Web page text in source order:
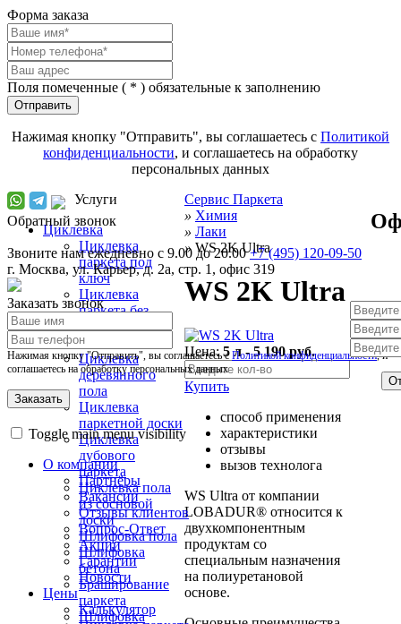
Форма заказа
Поля помеченные ( * ) обязательные к заполнению
Отправить
Нажимая кнопку "Отправить", вы соглашаетесь с Политикой
конфиденциальности, и соглашаетесь на обработку
персональных данных
Обратный звонок
Звоните нам ежедневно с 9.00 до 20.00 +7 (495) 120-09-50
г. Москва, ул. Карьер, д. 2а, стр. 1, офис 319
Заказать звонок
Нажимая кнопку "Отправить", вы соглашаетесь сПолитикой конфиденциальности, и
соглашаетесь на обработку персональных данных
Toggle main menu visibility
О компании
Партнёры
Вакансии
Отзывы клиентов
Вопрос-Ответ
Акции
Гарантии
Новости
Цены
Калькулятор
Услуги
Циклевка
Циклевка
паркета под
ключ
Циклевка
паркета без
пыли и выноса
мебели
Циклевка
деревянного
пола
Циклевка
паркетной доски
Циклевка
дубового
паркета
Циклевка пола
из сосновой
доски
Шлифовка пола
Шлифовка
бетона
Браширование
паркета
Шлифовка
Сервис Паркета
» Химия
» Лаки
» WS 2K Ultra
WS 2K Ultra
Цена:5 л - 5 190 руб.
Купить
способ применения
характеристики
отзывы
вызов технолога
WS Ultra от компании
LOBADUR® относится к
двухкомпонентным
продуктам со
специальным назначения
на полиуретановой
основе.